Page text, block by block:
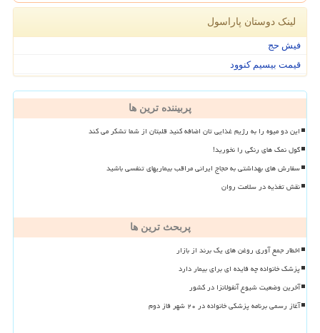
لینک دوستان پاراسول
فیش حج
قیمت بیسیم کنوود
پربیننده ترین ها
این دو میوه را به رژیم غذایی تان اضافه کنید قلبتان از شما تشکر می کند
گول نمک های رنگی را نخورید!
سفارش های بهداشتی به حجاج ایرانی مراقب بیماریهای تنفسی باشید
نقش تغذیه در سلامت روان
پربحث ترین ها
اخطار جمع آوری روغن های یک برند از بازار
پزشک خانواده چه فایده ای برای بیمار دارد
آخرین وضعیت شیوع آنفولانزا در کشور
آغاز رسمی برنامه پزشکی خانواده در ۲۰ شهر فاز دوم